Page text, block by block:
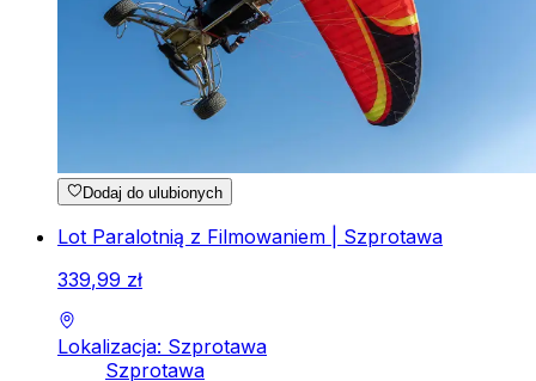
Dodaj do ulubionych
Lot Paralotnią z Filmowaniem | Szprotawa
339,99 zł
Lokalizacja: Szprotawa
Szprotawa